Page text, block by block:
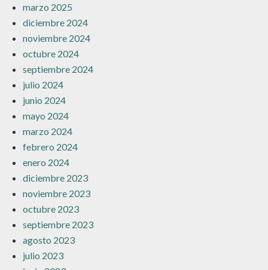
marzo 2025
diciembre 2024
noviembre 2024
octubre 2024
septiembre 2024
julio 2024
junio 2024
mayo 2024
marzo 2024
febrero 2024
enero 2024
diciembre 2023
noviembre 2023
octubre 2023
septiembre 2023
agosto 2023
julio 2023